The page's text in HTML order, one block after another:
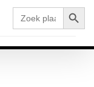
Zoek
naar: